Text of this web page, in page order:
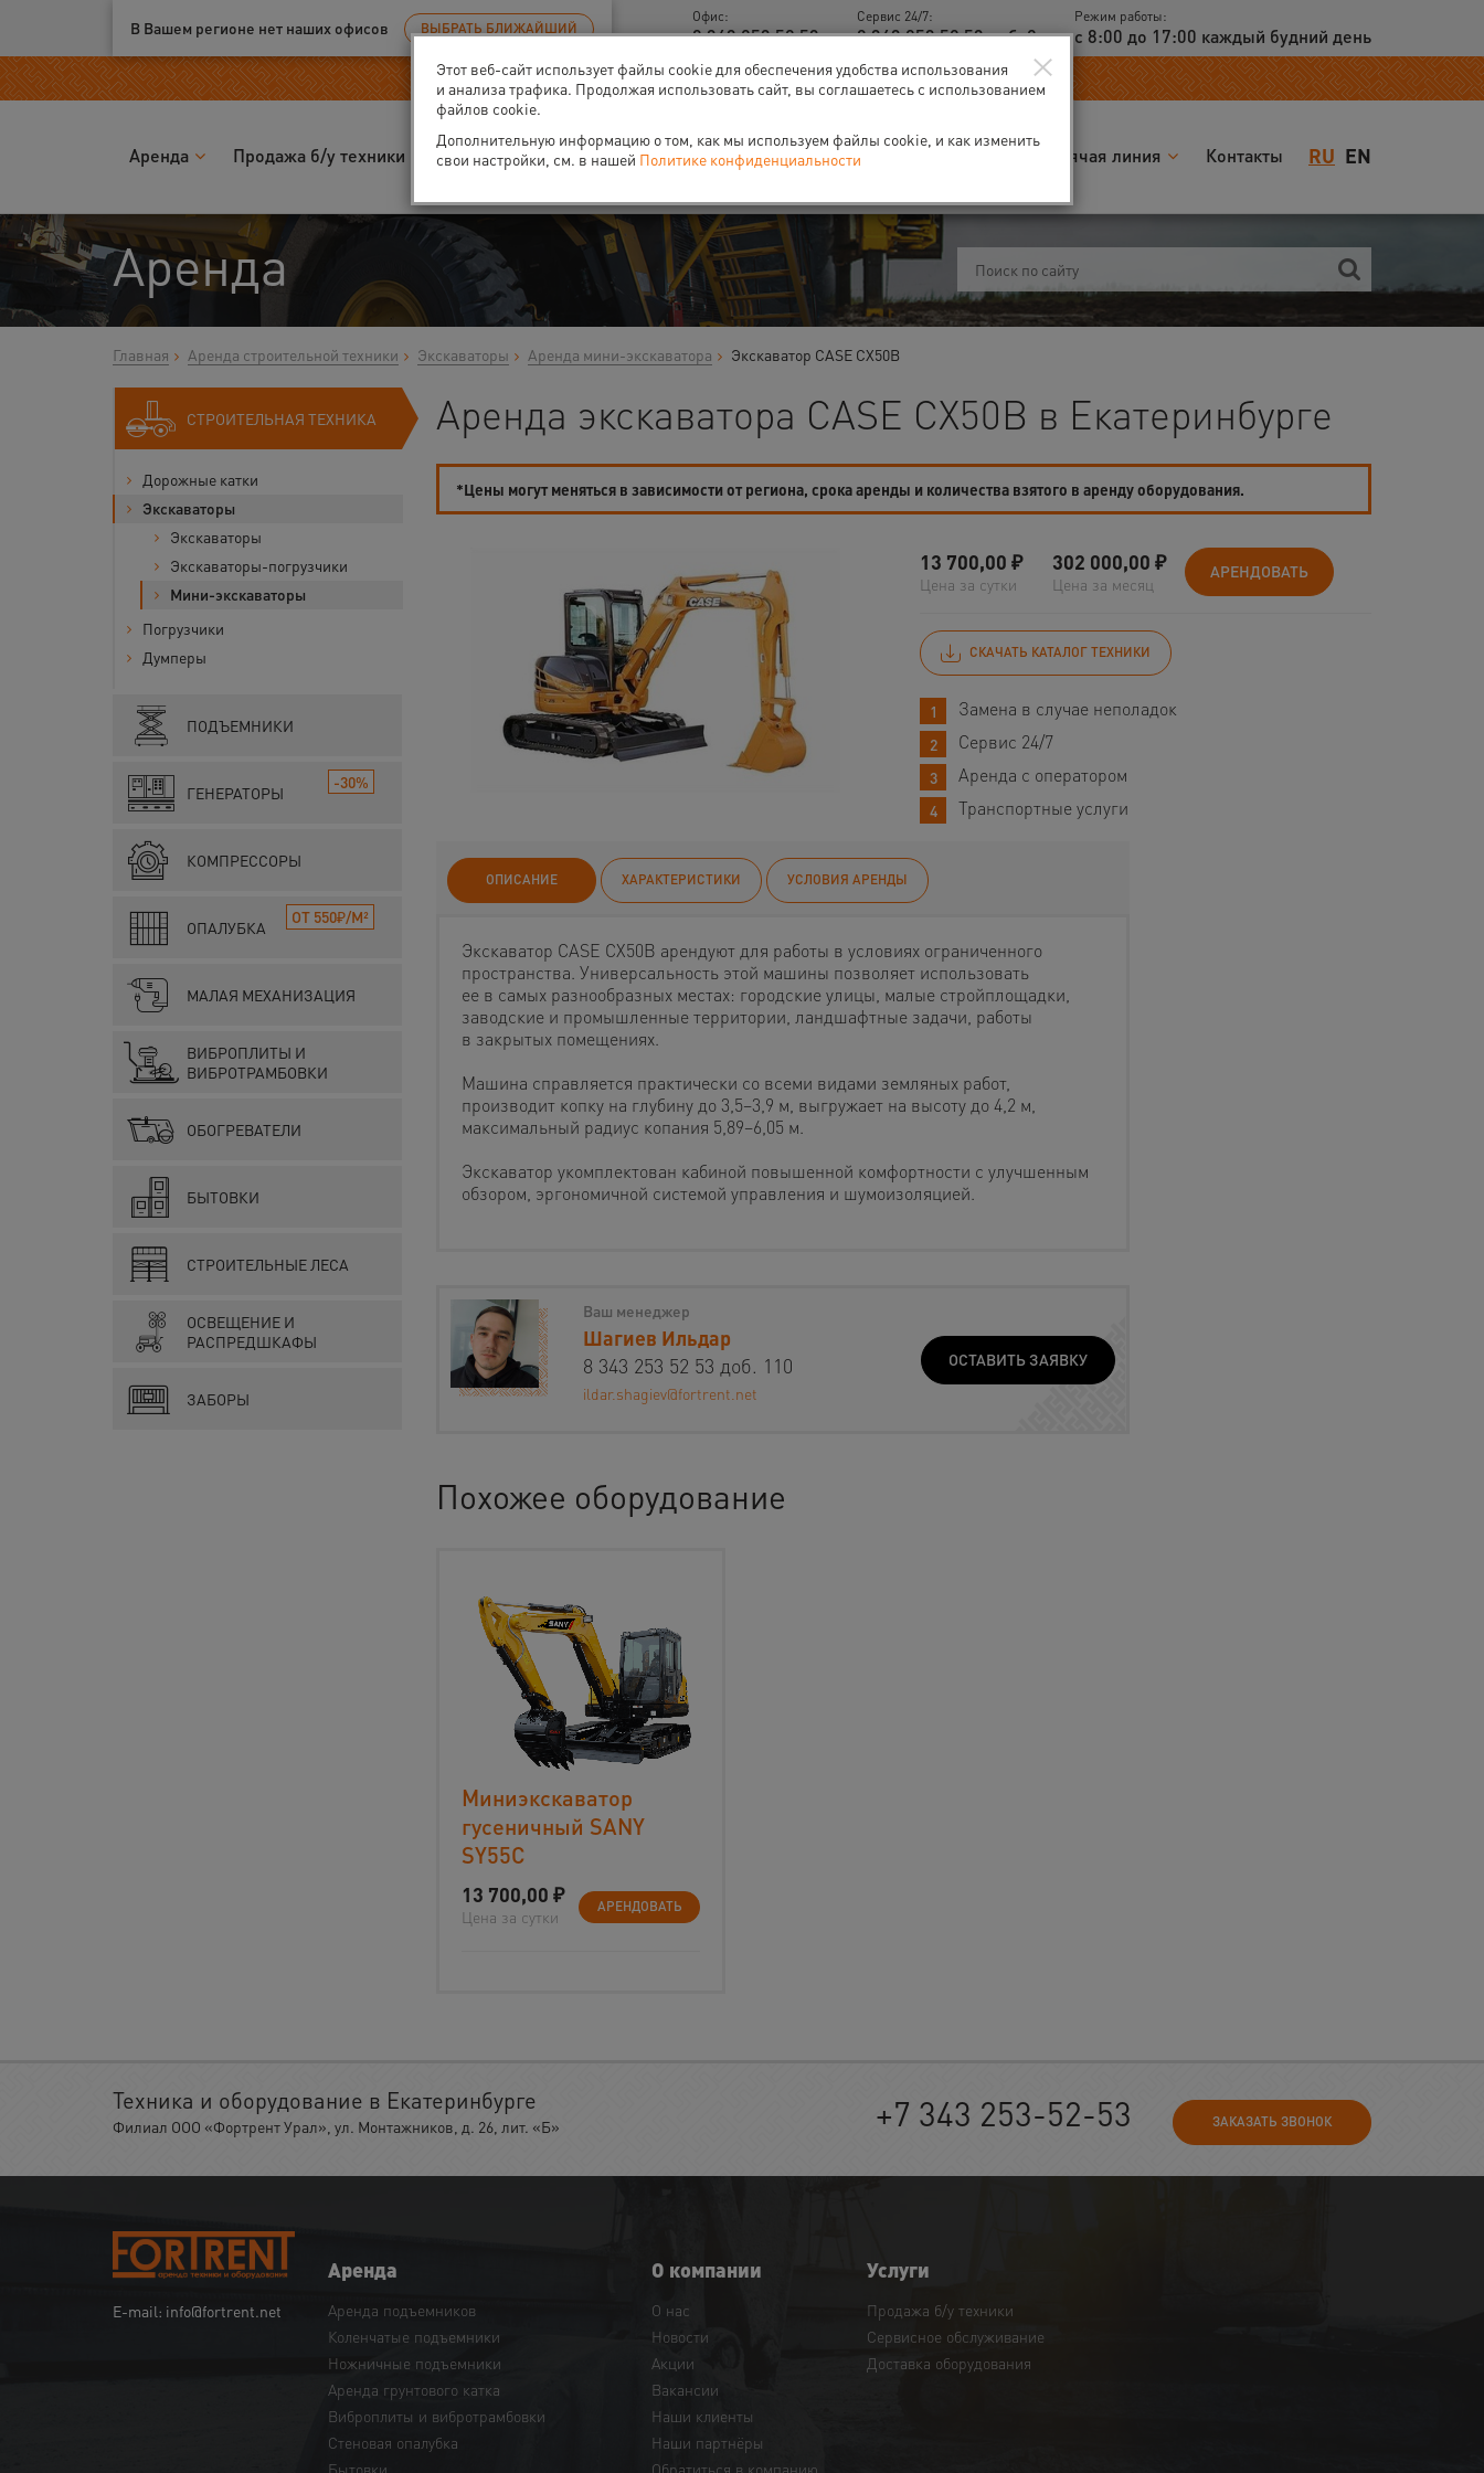
Ваш город:Екатеринбург
В Вашем регионе нет наших офисов ВЫБРАТЬ БЛИЖАЙШИЙ
Офис:
8 343 253 52 53
Сервис 24/7:
8 343 253 52 53 доб. 2
Режим работы:
с 8:00 до 17:00 каждый будний день
RU EN
Аренда Продажа б/у техники Запчасти О нас События Горячая линия Контакты
Аренда
Главная Аренда строительной техники Экскаваторы Аренда мини-экскаватора Экскаватор CASE CX50B
СТРОИТЕЛЬНАЯ ТЕХНИКА
Дорожные катки
Экскаваторы
Экскаваторы
Экскаваторы-погрузчики
Мини-экскаваторы
Погрузчики
Думперы
ПОДЪЕМНИКИ
ГЕНЕРАТОРЫ
-30%
КОМПРЕССОРЫ
ОПАЛУБКА
ОТ 550₽/М²
МАЛАЯ МЕХАНИЗАЦИЯ
ВИБРОПЛИТЫ И
ВИБРОТРАМБОВКИ
ОБОГРЕВАТЕЛИ
БЫТОВКИ
СТРОИТЕЛЬНЫЕ ЛЕСА
ОСВЕЩЕНИЕ И
РАСПРЕДШКАФЫ
ЗАБОРЫ
Аренда экскаватора CASE CX50B в Екатеринбурге
*Цены могут меняться в зависимости от региона, срока аренды и количества взятого в аренду оборудования.
13 700,00 ₽
Цена за сутки
302 000,00 ₽
Цена за месяц
АРЕНДОВАТЬ
СКАЧАТЬ КАТАЛОГ ТЕХНИКИ
Замена в случае неполадок
Сервис 24/7
Аренда с оператором
Транспортные услуги
ОПИСАНИЕ ХАРАКТЕРИСТИКИ УСЛОВИЯ АРЕНДЫ
Экскаватор CASE CX50B арендуют для работы в условиях ограниченного
пространства. Универсальность этой машины позволяет использовать
ее в самых разнообразных местах: городские улицы, малые стройплощадки,
заводские и промышленные территории, ландшафтные задачи, работы
в закрытых помещениях.
Машина справляется практически со всеми видами земляных работ,
производит копку на глубину до 3,5–3,9 м, выгружает на высоту до 4,2 м,
максимальный радиус копания 5,89–6,05 м.
Экскаватор укомплектован кабиной повышенной комфортности с улучшенным
обзором, эргономичной системой управления и шумоизоляцией.
Ваш менеджер
Шагиев Ильдар
8 343 253 52 53 доб. 110
ildar.shagiev@fortrent.net
ОСТАВИТЬ ЗАЯВКУ
Похожее оборудование
Миниэкскаватор
гусеничный SANY
SY55C
13 700,00 ₽
Цена за сутки
АРЕНДОВАТЬ
Техника и оборудование в Екатеринбурге
Филиал ООО «Фортрент Урал», ул. Монтажников, д. 26, лит. «Б» +7 343 253-52-53 ЗАКАЗАТЬ ЗВОНОК
E-mail: info@fortrent.net
Аренда
Аренда подъемников
Коленчатые подъемники
Ножничные подъемники
Аренда грунтового катка
Виброплиты и вибротрамбовки
Cтеновая опалубка
Бытовки
О компании
О нас
Новости
Акции
Вакансии
Наши клиенты
Наши партнёры
Обратиться в компанию
Услуги
Продажа б/у техники
Сервисное обслуживание
Доставка оборудования
×
Этот веб-сайт использует файлы cookie для обеспечения удобства использования
и анализа трафика. Продолжая использовать сайт, вы соглашаетесь с использованием
файлов cookie.
Дополнительную информацию о том, как мы используем файлы cookie, и как изменить
свои настройки, см. в нашей Политике конфиденциальности